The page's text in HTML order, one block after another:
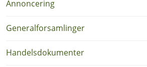
Annoncering
Generalforsamlinger
Handelsdokumenter